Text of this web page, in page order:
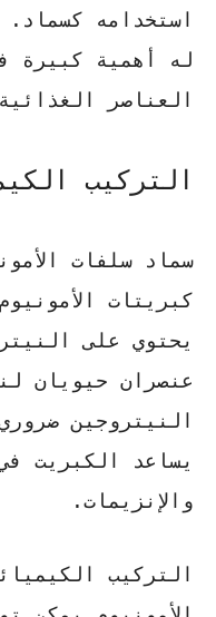
استخدامه
له أهمية كبيرة
العناصر
التركيب
سماد سلفات
يحتوي على
عنصران حيويان
النيتروجين
يساعد الكبريت
والإنزيمات.
التركيب